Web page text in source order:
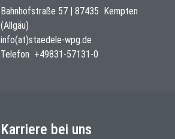
Bahnhofstraße 57| 87435
Kempten
(Allgäu)
info(at)staedele-wpg.de
Telefon +49831-57131-0
Karriere bei uns